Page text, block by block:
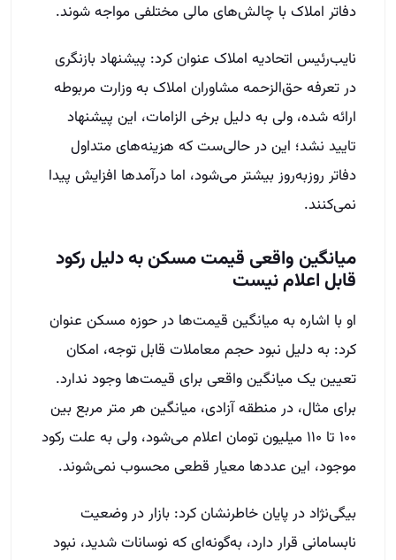
دفاتر املاک با چالش‌های مالی مختلفی مواجه شوند.
نایب‌رئیس اتحادیه املاک عنوان کرد: پیشنهاد بازنگری
در تعرفه حق‌الزحمه مشاوران املاک به وزارت مربوطه
ارائه شده، ولی به دلیل برخی الزامات، این پیشنهاد
تایید نشد؛ این در حالی‌ست که هزینه‌های متداول
دفاتر روزبه‌روز بیشتر می‌شود، اما درآمدها افزایش پیدا
نمی‌کنند.
میانگین واقعی قیمت مسکن به دلیل رکود
قابل اعلام نیست
او با اشاره به میانگین قیمت‌ها در حوزه مسکن عنوان
کرد: به دلیل نبود حجم معاملات قابل توجه، امکان
تعیین یک میانگین واقعی برای قیمت‌ها وجود ندارد.
برای مثال، در منطقه آزادی، میانگین هر متر مربع بین
۱۰۰ تا ۱۱۰ میلیون تومان اعلام می‌شود، ولی به علت رکود
موجود، این عددها معیار قطعی محسوب نمی‌شوند.
بیگی‌نژاد در پایان خاطرنشان کرد: بازار در وضعیت
نابسامانی قرار دارد، به‌گونه‌ای که نوسانات شدید، نبود